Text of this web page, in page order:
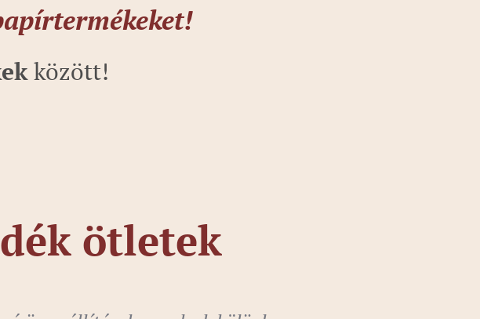
között!
ötletek